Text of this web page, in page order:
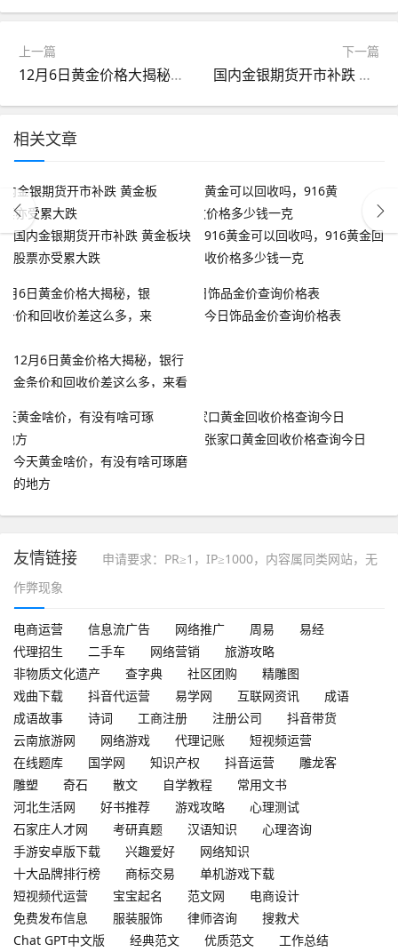
上一篇
12月6日黄金价格大揭秘，银行金条价和回收价差这么多，来看看
下一篇
国内金银期货开市补跌 黄金板块股票亦受累大跌
相关文章
国内金银期货开市补跌 黄金板块
股票亦受累大跌
916黄金可以回收吗，916黄金回
收价格多少钱一克
12月6日黄金价格大揭秘，银行
金条价和回收价差这么多，来看
今日饰品金价查询价格表
今天黄金啥价，有没有啥可琢磨
的地方
张家口黄金回收价格查询今日
友情链接
申请要求：PR≥1，IP≥1000，内容属同类网站，无
作弊现象
电商运营 信息流广告 网络推广 周易
易经
代理招生
二手车 网络营销
旅游攻略
非物质文化遗产
查字典 社区团购
精雕图
戏曲下载
抖音代运营 易学网 互联网资讯
成语
成语故事
诗词 工商注册 注册公司
抖音带货
云南旅游网
网络游戏 代理记账
短视频运营
在线题库
国学网 知识产权 抖音运营
雕龙客
雕塑
奇石 散文 自学教程
常用文书
河北生活网
好书推荐 游戏攻略
心理测试
石家庄人才网
考研真题 汉语知识
心理咨询
手游安卓版下载
兴趣爱好
网络知识
十大品牌排行榜
商标交易
单机游戏下载
短视频代运营
宝宝起名 范文网
电商设计
免费发布信息
服装服饰 律师咨询
搜救犬
Chat GPT中文版
经典范文 优质范文
工作总结